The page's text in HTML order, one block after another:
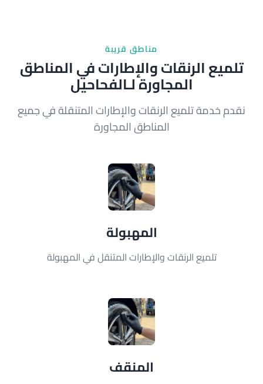
مناطق قريبة
تلميع الرنقات والإطارات في المناطق
المجاورة لـالفحاحيل
نقدم خدمة تلميع الرنقات والإطارات المتنقلة في جميع
المناطق المجاورة
المهبولة
تلميع الرنقات والإطارات المتنقل في المهبولة
المنقف